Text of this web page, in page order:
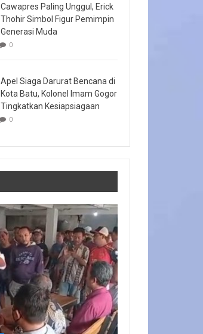
Cawapres Paling Unggul, Erick
Thohir Simbol Figur Pemimpin
Generasi Muda
0
Apel Siaga Darurat Bencana di
Kota Batu, Kolonel Imam Gogor
Tingkatkan Kesiapsiagaan
0